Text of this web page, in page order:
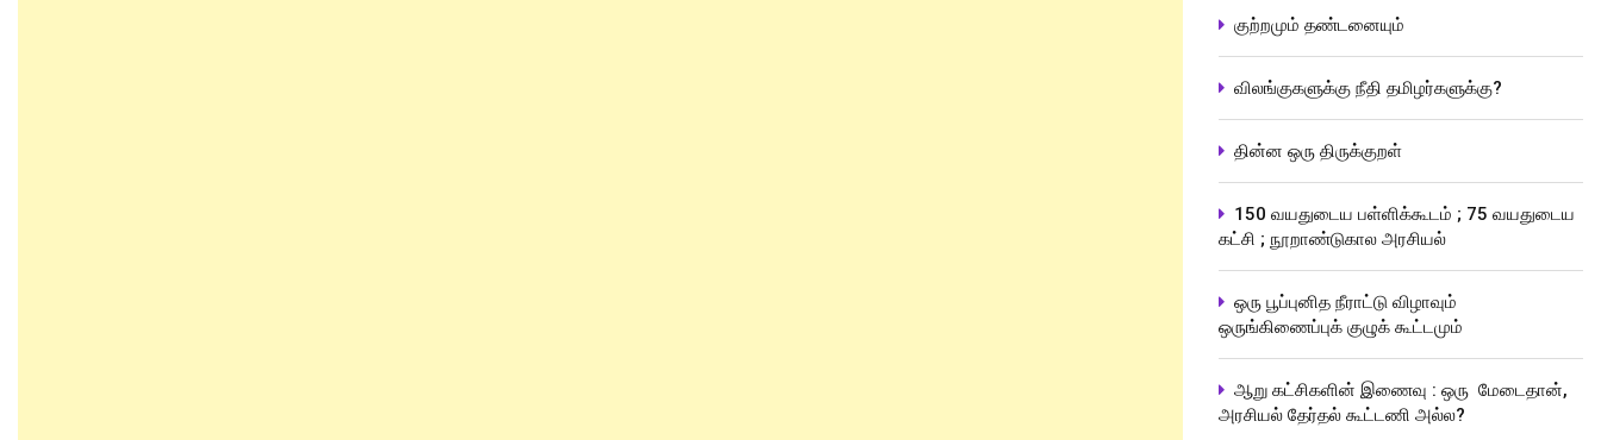
குற்றமும் தண்டனையும்
விலங்குகளுக்கு நீதி தமிழர்களுக்கு?
தின்ன ஒரு திருக்குறள்
150 வயதுடைய பள்ளிக்கூடம் ; 75 வயதுடைய
கட்சி ; நூறாண்டுகால அரசியல்
ஒரு பூப்புனித நீராட்டு விழாவும்
ஒருங்கிணைப்புக் குழுக் கூட்டமும்
ஆறு கட்சிகளின் இணைவு : ஒரு மேடைதான்,
அரசியல் தேர்தல் கூட்டணி அல்ல?